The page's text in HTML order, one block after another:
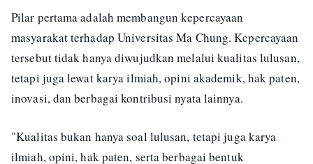
Pilar pertama adalah membangun kepercayaan
masyarakat terhadap Universitas Ma Chung. Kepercayaan
tersebut tidak hanya diwujudkan melalui kualitas lulusan,
tetapi juga lewat karya ilmiah, opini akademik, hak paten,
inovasi, dan berbagai kontribusi nyata lainnya.
"Kualitas bukan hanya soal lulusan, tetapi juga karya
ilmiah, opini, hak paten, serta berbagai bentuk